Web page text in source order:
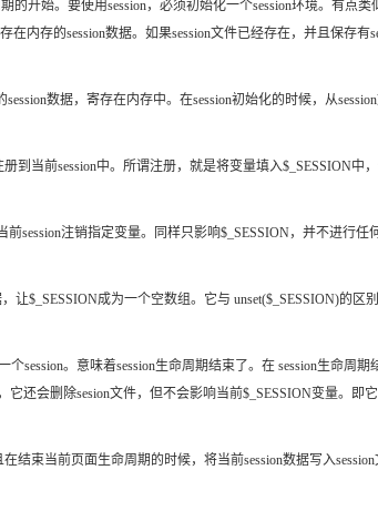
的开始。要使用session，必须初始化一个session环境。有点
内存的session数据。如果session文件已经存在，并且保存有
数据，寄存在内存中。在session初始化的时候，从
当前session中。所谓注册，就是将变量填入$_SESSION中
前session注销指定变量。同样只影响$_SESSION，并不进行任
让$_SESSION成为一个空数组。它与 unset($_SESSION)的
session。意味着session生命周期结束了。在 session生命周
它还会删除sesion文件，但不会影响当前$_SESSION变量。即
结束当前页面生命周期的时候，将当前session数据写入